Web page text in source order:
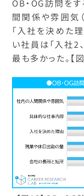
OB・OG訪問を
間関係や雰囲気
「入社を決めた
い社員は「入社2
最も多かった。【